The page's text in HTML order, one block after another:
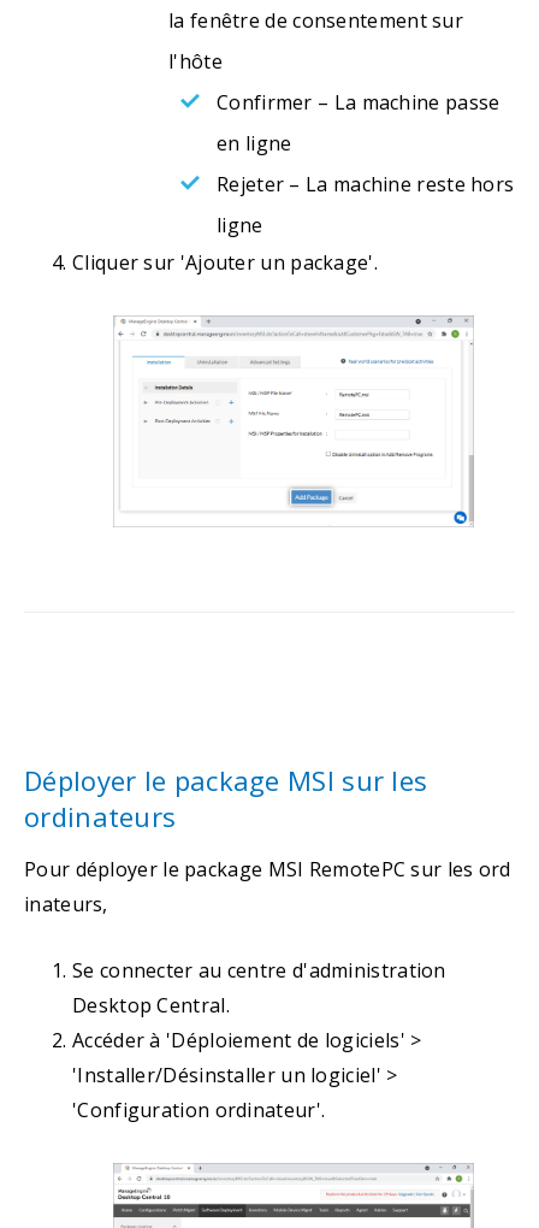
la fenêtre de consentement sur
l'hôte
Confirmer – La machine passe
en ligne
Rejeter – La machine reste hors
ligne
Cliquer sur 'Ajouter un package'.
Déployer le package MSI sur les
ordinateurs
Pour déployer le package MSI RemotePC sur les ord
inateurs,
Se connecter au centre d'administration
Desktop Central.
Accéder à 'Déploiement de logiciels' >
'Installer/Désinstaller un logiciel' >
'Configuration ordinateur'.